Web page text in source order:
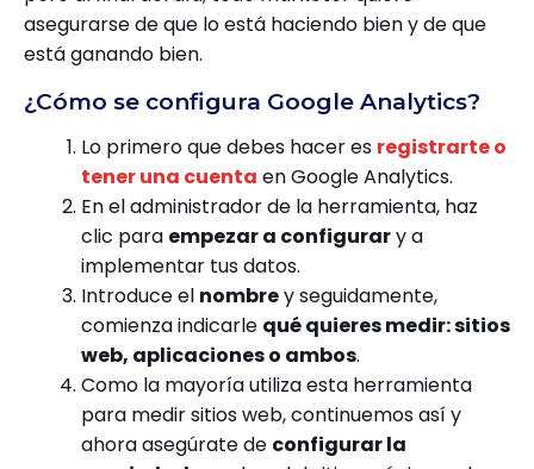
asegurarse de que lo está haciendo bien y de que
está ganando bien.
¿Cómo se configura Google Analytics?
Lo primero que debes hacer es registrarte o
tener una cuenta en Google Analytics.
En el administrador de la herramienta, haz
clic para empezar a configurary a
implementar tus datos.
Introduce el nombrey seguidamente,
comienza indicarle qué quieres medir: sitios
web, aplicaciones o ambos.
Como la mayoría utiliza esta herramienta
para medir sitios web, continuemos así y
ahora asegúrate de configurar la